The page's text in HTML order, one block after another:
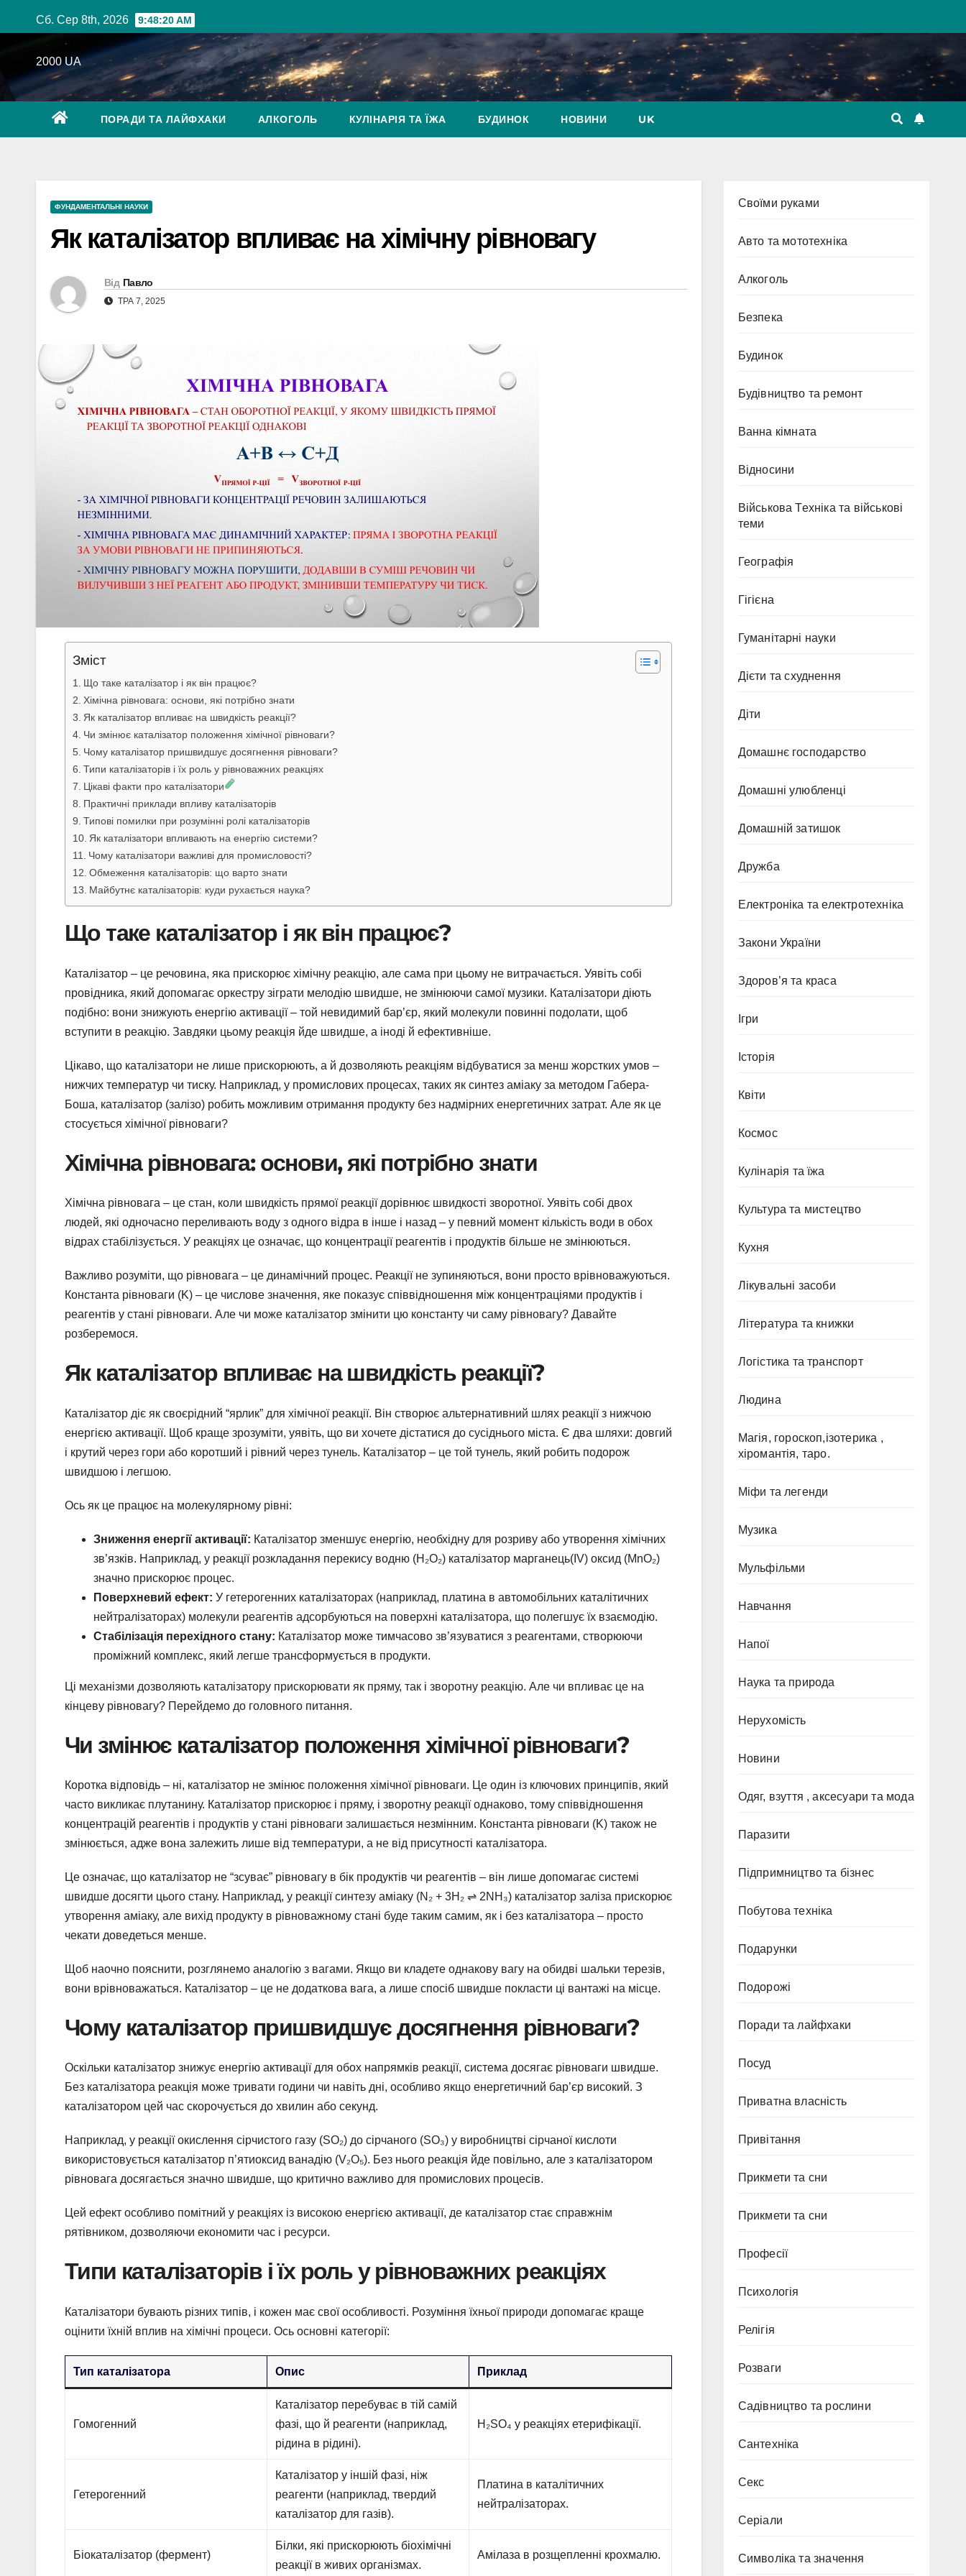
до
Сб. Сер 8th, 2026 9:48:21 AM
2000 UA
ПОРАДИ ТА ЛАЙФХАКИ АЛКОГОЛЬ КУЛІНАРІЯ ТА ЇЖА БУДИНОК НОВИНИ UK
ФУНДАМЕНТАЛЬНІ НАУКИ
Як каталізатор впливає на хімічну рівновагу
Від Павло
ТРА 7, 2025
Зміст
Що таке каталізатор і як він працює?
Хімічна рівновага: основи, які потрібно знати
Як каталізатор впливає на швидкість реакції?
Чи змінює каталізатор положення хімічної рівноваги?
Чому каталізатор пришвидшує досягнення рівноваги?
Типи каталізаторів і їх роль у рівноважних реакціях
Цікаві факти про каталізатори
Практичні приклади впливу каталізаторів
Типові помилки при розумінні ролі каталізаторів
Як каталізатори впливають на енергію системи?
Чому каталізатори важливі для промисловості?
Обмеження каталізаторів: що варто знати
Майбутнє каталізаторів: куди рухається наука?
Що таке каталізатор і як він працює?
Каталізатор – це речовина, яка прискорює хімічну реакцію, але сама при цьому не витрачається. Уявіть собі
провідника, який допомагає оркестру зіграти мелодію швидше, не змінюючи самої музики. Каталізатори діють
подібно: вони знижують енергію активації – той невидимий бар’єр, який молекули повинні подолати, щоб
вступити в реакцію. Завдяки цьому реакція йде швидше, а іноді й ефективніше.
Цікаво, що каталізатори не лише прискорюють, а й дозволяють реакціям відбуватися за менш жорстких умов –
нижчих температур чи тиску. Наприклад, у промислових процесах, таких як синтез аміаку за методом Габера-
Боша, каталізатор (залізо) робить можливим отримання продукту без надмірних енергетичних затрат. Але як це
стосується хімічної рівноваги?
Хімічна рівновага: основи, які потрібно знати
Хімічна рівновага – це стан, коли швидкість прямої реакції дорівнює швидкості зворотної. Уявіть собі двох
людей, які одночасно переливають воду з одного відра в інше і назад – у певний момент кількість води в обох
відрах стабілізується. У реакціях це означає, що концентрації реагентів і продуктів більше не змінюються.
Важливо розуміти, що рівновага – це динамічний процес. Реакції не зупиняються, вони просто врівноважуються.
Константа рівноваги (K) – це числове значення, яке показує співвідношення між концентраціями продуктів і
реагентів у стані рівноваги. Але чи може каталізатор змінити цю константу чи саму рівновагу? Давайте
розберемося.
Як каталізатор впливає на швидкість реакції?
Каталізатор діє як своєрідний “ярлик” для хімічної реакції. Він створює альтернативний шлях реакції з нижчою
енергією активації. Щоб краще зрозуміти, уявіть, що ви хочете дістатися до сусіднього міста. Є два шляхи: довгий
і крутий через гори або коротший і рівний через тунель. Каталізатор – це той тунель, який робить подорож
швидшою і легшою.
Ось як це працює на молекулярному рівні:
Зниження енергії активації: Каталізатор зменшує енергію, необхідну для розриву або утворення хімічних
зв’язків. Наприклад, у реакції розкладання перекису водню (H₂O₂) каталізатор марганець(IV) оксид (MnO₂)
значно прискорює процес.
Поверхневий ефект: У гетерогенних каталізаторах (наприклад, платина в автомобільних каталітичних
нейтралізаторах) молекули реагентів адсорбуються на поверхні каталізатора, що полегшує їх взаємодію.
Стабілізація перехідного стану: Каталізатор може тимчасово зв’язуватися з реагентами, створюючи
проміжний комплекс, який легше трансформується в продукти.
Ці механізми дозволяють каталізатору прискорювати як пряму, так і зворотну реакцію. Але чи впливає це на
кінцеву рівновагу? Перейдемо до головного питання.
Чи змінює каталізатор положення хімічної рівноваги?
Коротка відповідь – ні, каталізатор не змінює положення хімічної рівноваги. Це один із ключових принципів, який
часто викликає плутанину. Каталізатор прискорює і пряму, і зворотну реакції однаково, тому співвідношення
концентрацій реагентів і продуктів у стані рівноваги залишається незмінним. Константа рівноваги (K) також не
змінюється, адже вона залежить лише від температури, а не від присутності каталізатора.
Це означає, що каталізатор не “зсуває” рівновагу в бік продуктів чи реагентів – він лише допомагає системі
швидше досягти цього стану. Наприклад, у реакції синтезу аміаку (N₂ + 3H₂ ⇌ 2NH₃) каталізатор заліза прискорює
утворення аміаку, але вихід продукту в рівноважному стані буде таким самим, як і без каталізатора – просто
чекати доведеться менше.
Щоб наочно пояснити, розглянемо аналогію з вагами. Якщо ви кладете однакову вагу на обидві шальки терезів,
вони врівноважаться. Каталізатор – це не додаткова вага, а лише спосіб швидше покласти ці вантажі на місце.
Чому каталізатор пришвидшує досягнення рівноваги?
Оскільки каталізатор знижує енергію активації для обох напрямків реакції, система досягає рівноваги швидше.
Без каталізатора реакція може тривати години чи навіть дні, особливо якщо енергетичний бар’єр високий. З
каталізатором цей час скорочується до хвилин або секунд.
Наприклад, у реакції окислення сірчистого газу (SO₂) до сірчаного (SO₃) у виробництві сірчаної кислоти
використовується каталізатор п’ятиоксид ванадію (V₂O₅). Без нього реакція йде повільно, але з каталізатором
рівновага досягається значно швидше, що критично важливо для промислових процесів.
Цей ефект особливо помітний у реакціях із високою енергією активації, де каталізатор стає справжнім
рятівником, дозволяючи економити час і ресурси.
Типи каталізаторів і їх роль у рівноважних реакціях
Каталізатори бувають різних типів, і кожен має свої особливості. Розуміння їхньої природи допомагає краще
оцінити їхній вплив на хімічні процеси. Ось основні категорії:
Тип каталізатора Опис Приклад
Гомогенний
Каталізатор перебуває в тій самій
фазі, що й реагенти (наприклад,
рідина в рідині).
H₂SO₄ у реакціях етерифікації.
Гетерогенний
Каталізатор у іншій фазі, ніж
реагенти (наприклад, твердий
каталізатор для газів).
Платина в каталітичних
нейтралізаторах.
Біокаталізатор (фермент)
Білки, які прискорюють біохімічні
реакції в живих організмах.
Амілаза в розщепленні крохмалю.
Cвоїми руками
Авто та мототехніка
Алкоголь
Безпека
Будинок
Будівництво та ремонт
Ванна кімната
Відносини
Військова Техніка та військові
теми
Географія
Гігієна
Гуманітарні науки
Дієти та схуднення
Діти
Домашнє господарство
Домашні улюбленці
Домашній затишок
Дружба
Електроніка та електротехніка
Закони України
Здоров’я та краса
Ігри
Історія
Квіти
Космос
Кулінарія та їжа
Культура та мистецтво
Кухня
Лікувальні засоби
Література та книжки
Логістика та транспорт
Людина
Магія, гороскоп,ізотерика ,
хіромантія, таро.
Міфи та легенди
Музика
Мульфільми
Навчання
Напої
Наука та природа
Нерухомість
Новини
Одяг, взуття , аксесуари та мода
Паразити
Підпримництво та бізнес
Побутова техніка
Подарунки
Подорожі
Поради та лайфхаки
Посуд
Приватна власність
Привітання
Прикмети та сни
Прикмети та сни
Професії
Психологія
Релігія
Розваги
Садівництво та рослини
Сантехніка
Секс
Серіали
Символіка та значення